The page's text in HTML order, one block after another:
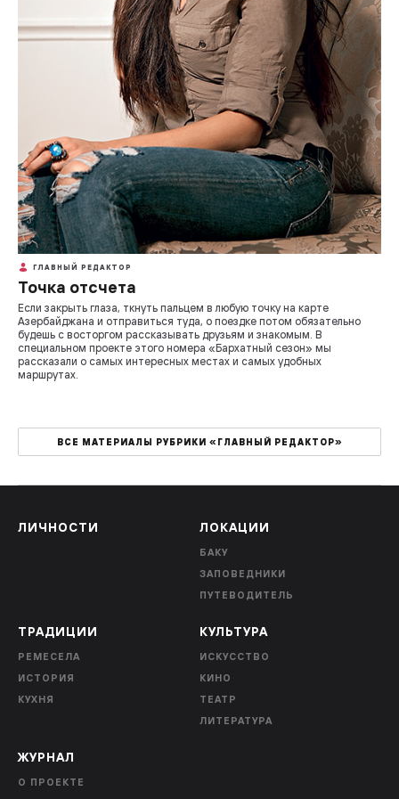
ГЛАВНЫЙ РЕДАКТОР
Точка отсчета
Если закрыть глаза, ткнуть пальцем в любую точку на карте
Азербайджана и отправиться туда, о поездке потом обязательно
будешь с восторгом рассказывать друзьям и знакомым. В
специальном проекте этого номера «Бархатный сезон» мы
рассказали о самых интересных местах и самых удобных
маршрутах.
ВСЕ МАТЕРИАЛЫ РУБРИКИ «ГЛАВНЫЙ РЕДАКТОР»
ЛИЧНОСТИ ЛОКАЦИИ
БАКУ
ЗАПОВЕДНИКИ
ПУТЕВОДИТЕЛЬ
ТРАДИЦИИ
РЕМЕСЕЛА
ИСТОРИЯ
КУХНЯ
КУЛЬТУРА
ИСКУССТВО
КИНО
ТЕАТР
ЛИТЕРАТУРА
ЖУРНАЛ
О ПРОЕКТЕ